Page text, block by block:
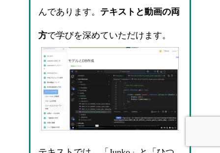
んであります。 テキストと動画の両
方で学びを深めていただけます。